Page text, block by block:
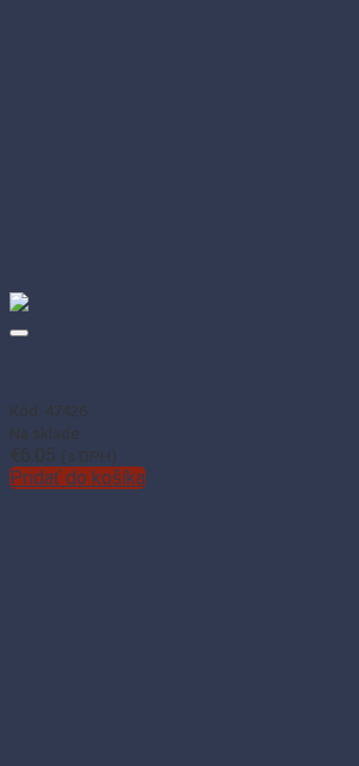
Kód: 47426
Na sklade
€6.05 (s DPH)
Pridať do košíka